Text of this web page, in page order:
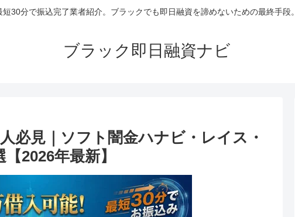
短30分で振込完了業者紹介。ブラックでも即日融資を諦めないための最終手段。
ブラック即日融資ナビ
必見｜ソフト闇金ハナビ・レイス・
2026年最新】